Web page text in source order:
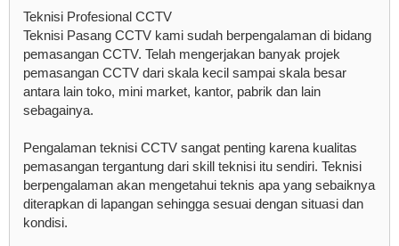
Teknisi Profesional CCTV
Teknisi Pasang CCTV kami sudah berpengalaman di bidang
pemasangan CCTV. Telah mengerjakan banyak projek
pemasangan CCTV dari skala kecil sampai skala besar
antara lain toko, mini market, kantor, pabrik dan lain
sebagainya.
Pengalaman teknisi CCTV sangat penting karena kualitas
pemasangan tergantung dari skill teknisi itu sendiri. Teknisi
berpengalaman akan mengetahui teknis apa yang sebaiknya
diterapkan di lapangan sehingga sesuai dengan situasi dan
kondisi.